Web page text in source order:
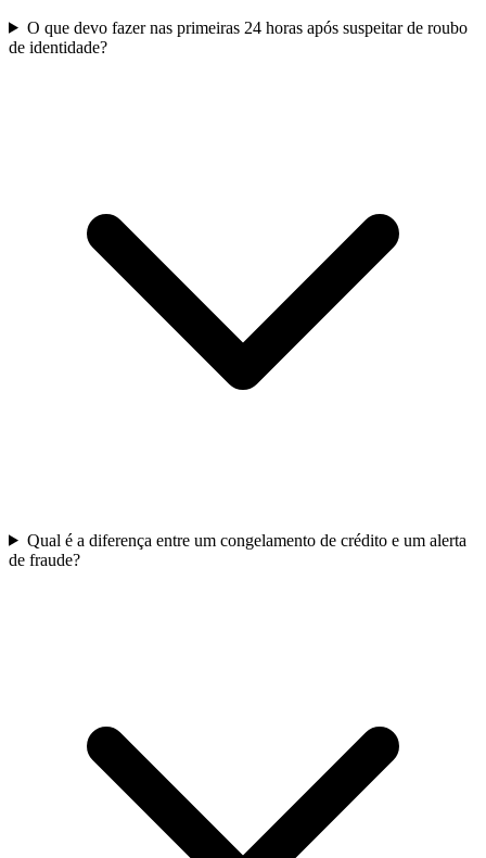
O que devo fazer nas primeiras 24 horas após suspeitar de roubo
de identidade?
Qual é a diferença entre um congelamento de crédito e um alerta
de fraude?